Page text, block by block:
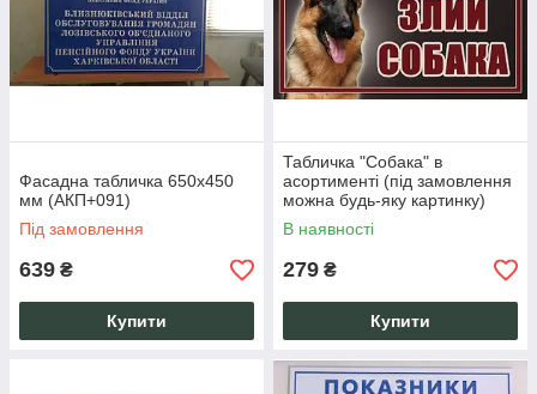
Фасадна табличка 650х450
мм (АКП+091)
Під замовлення
639 ₴
Купити
Табличка "Собака" в
асортименті (під замовлення
можна будь-яку картинку)
В наявності
279 ₴
Купити